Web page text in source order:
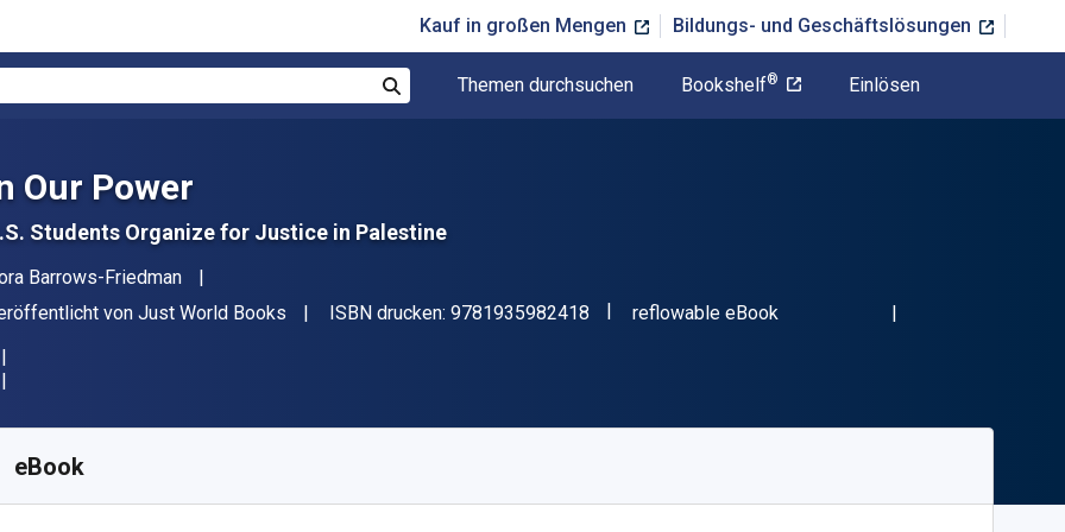
Kauf in großen Mengen Bildungs- und Geschäftslösungen
Themen durchsuchen Bookshelf® Einlösen
Our Power
Students Organize for Justice in Palestine
Barrows-Friedman
von Just World Books ISBN drucken: 9781935982418 "ISBN-13 9781935982418"
Format
reflowable eBook
eBook